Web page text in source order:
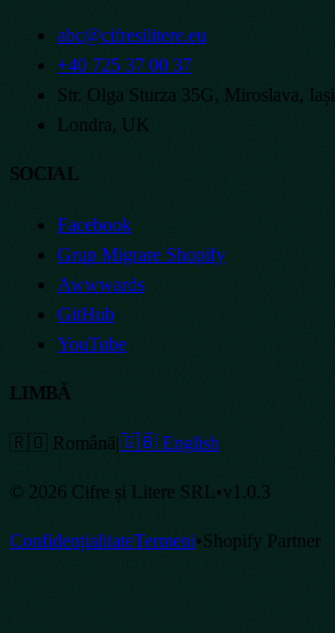
abc@cifresilitere.eu
+40 725 37 00 37
Str. Olga Sturza 35G, Miroslava, Iași
Londra, UK
SOCIAL
Facebook
Grup Migrare Shopify
Awwwards
GitHub
YouTube
LIMBĂ
🇷🇴 Română|🇬🇧 English
© 2026 Cifre și Litere SRL•v 1.0.3
ConfidențialitateTermeni•Shopify Partner